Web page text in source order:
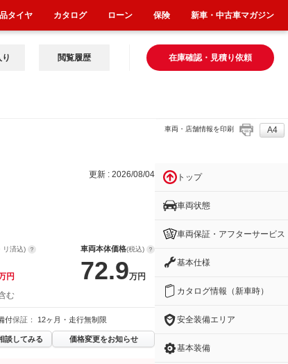
在庫確認・見積り依頼
閲覧履歴
車両・店舗情報を印刷 A4
更新 : 2026/08/04
リ済込)
円
車両本体価格(税込)
72.9万円
む
付保証： 12ヶ月・走行無制限
談してみる 価格変更をお知らせ
トップ
車両状態
車両保証・アフターサービス
基本仕様
カタログ情報（新車時）
安全装備エリア
基本装備
タイヤ カタログ ローン 保険 新車・中古車マガジン